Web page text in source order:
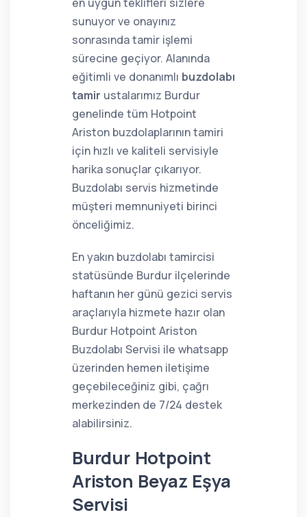
sunuyor ve onayınız
sonrasında tamir işlemi
sürecine geçiyor. Alanında
eğitimli ve donanımlı buzdolabı
tamir ustalarımız Burdur
genelinde tüm Hotpoint
Ariston buzdolaplarının tamiri
için hızlı ve kaliteli servisiyle
harika sonuçlar çıkarıyor.
Buzdolabı servis hizmetinde
müşteri memnuniyeti birinci
önceliğimiz.
En yakın buzdolabı tamircisi
statüsünde Burdur ilçelerinde
haftanın her günü gezici servis
araçlarıyla hizmete hazır olan
Burdur Hotpoint Ariston
Buzdolabı Servisi ile whatsapp
üzerinden hemen iletişime
geçebileceğiniz gibi, çağrı
merkezinden de 7/24 destek
alabilirsiniz.
Burdur Hotpoint
Ariston Beyaz Eşya
Servisi